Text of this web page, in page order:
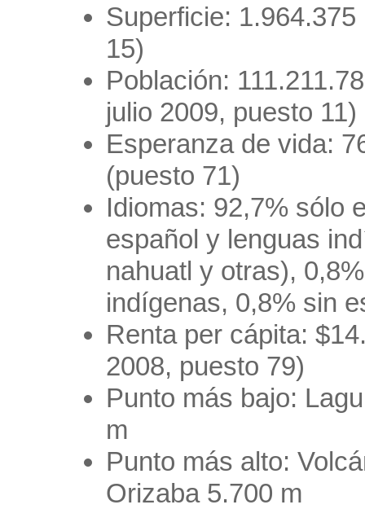
Superficie: 1.964.375
15)
Población:
julio 2009, puesto 11)
Esperanza de vida:
(puesto 71)
Idiomas: 92,7% sólo
español y lenguas
nahuatl y otras),
indígenas, 0,8% sin
Renta per cápita:
2008, puesto 79)
Punto más bajo:
m
Punto más alto:
Orizaba 5.700 m